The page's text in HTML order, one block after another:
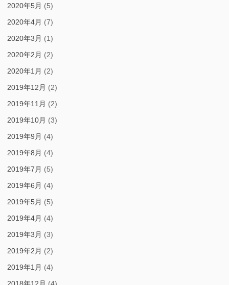
2020年5月 (5)
2020年4月 (7)
2020年3月 (1)
2020年2月 (2)
2020年1月 (2)
2019年12月 (2)
2019年11月 (2)
2019年10月 (3)
2019年9月 (4)
2019年8月 (4)
2019年7月 (5)
2019年6月 (4)
2019年5月 (5)
2019年4月 (4)
2019年3月 (3)
2019年2月 (2)
2019年1月 (4)